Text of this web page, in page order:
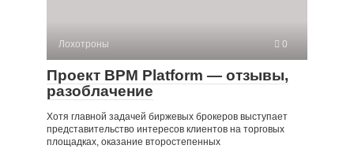
Лохотроны 0
Проект BPM Platform — отзывы,
разоблачение
Хотя главной задачей биржевых брокеров выступает
представительство интересов клиентов на торговых
площадках, оказание второстепенных